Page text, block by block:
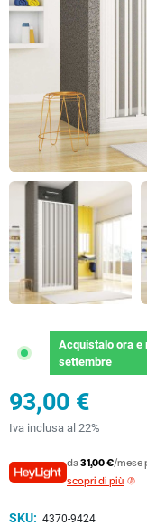
Acquistalo orae
settembre
93,00 €
Iva inclusa al 22%
da31,00 €/mese
scopri di più
SKU: 4370-9424